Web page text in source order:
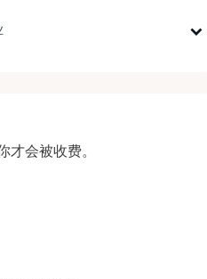
上午9:00 - 下午5:00
会被收费。